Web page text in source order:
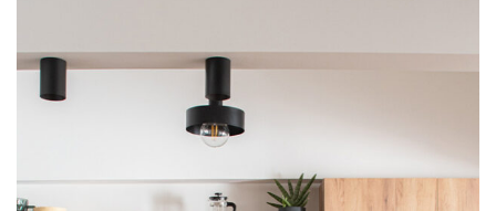
Κουζίνα Airbnb